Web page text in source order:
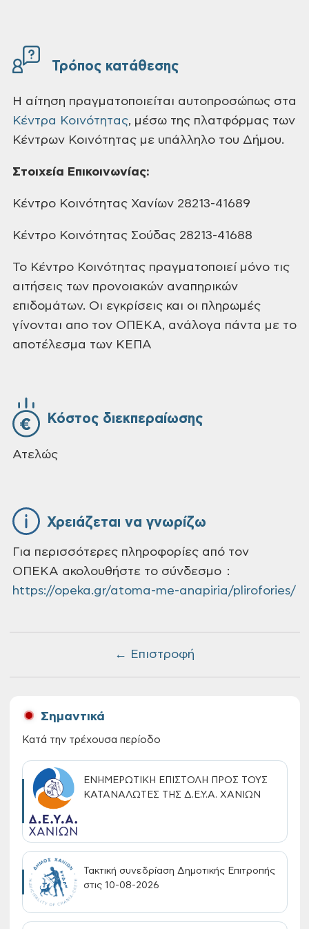
← Επιστροφή
Τρόπος κατάθεσης
Η αίτηση πραγματοποιείται αυτοπροσώπως στa
Κέντρa Κοινότητας, μέσω της πλατφόρμας των
Κέντρων Κοινότητας με υπάλληλο του Δήμου.
Στοιχεία Επικοινωνίας:
Κέντρο Κοινότητας Χανίων 28213-41689
Κέντρο Κοινότητας Σούδας 28213-41688
Το Κέντρο Κοινότητας πραγματοποιεί μόνο τις
αιτήσεις των προνοιακών αναπηρικών
επιδομάτων. Οι εγκρίσεις και οι πληρωμές
γίνονται απο τον ΟΠΕΚΑ, ανάλογα πάντα με το
αποτέλεσμα των ΚΕΠΑ
Κόστος διεκπεραίωσης
Ατελώς
Χρειάζεται να γνωρίζω
Για περισσότερες πληροφορίες από τον
ΟΠΕΚΑ ακολουθήστε το σύνδεσμο :
https://opeka.gr/atoma-me-anapiria/plirofories/
Σημαντικά
Κατά την τρέχουσα περίοδο
ΕΝΗΜΕΡΩΤΙΚΗ ΕΠΙΣΤΟΛΗ ΠΡΟΣ ΤΟΥΣ
ΚΑΤΑΝΑΛΩΤΕΣ ΤΗΣ Δ.Ε.Υ.Α. ΧΑΝΙΩΝ
Τακτική συνεδρίαση Δημοτικής Επιτροπής
στις 10-08-2026